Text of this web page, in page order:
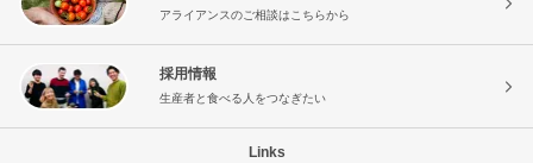
アライアンスのご相談はこちらから
採用情報
生産者と食べる人をつなぎたい
Links